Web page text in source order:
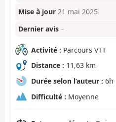
Mise à jour 21 mai 2025
Dernier avis –
Activité : Parcours VTT
Distance : 11,63 km
Durée selon l’auteur : 6h
Difficulté : Moyenne